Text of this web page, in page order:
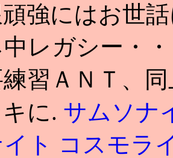
強にはお世
レガシー・
習ＡＮＴ、
に. サムソナ
ト コスモラ